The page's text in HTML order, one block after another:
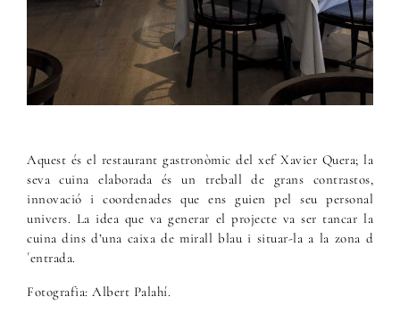
Aquest és el restaurant gastronòmic del xef Xavier Quera; la
seva cuina elaborada és un treball de grans contrastos,
innovació i coordenades que ens guien pel seu personal
univers. La idea que va generar el projecte va ser tancar la
cuina dins d’una caixa de mirall blau i situar-la a la zona d
´entrada.
Fotografia: Albert Palahí.